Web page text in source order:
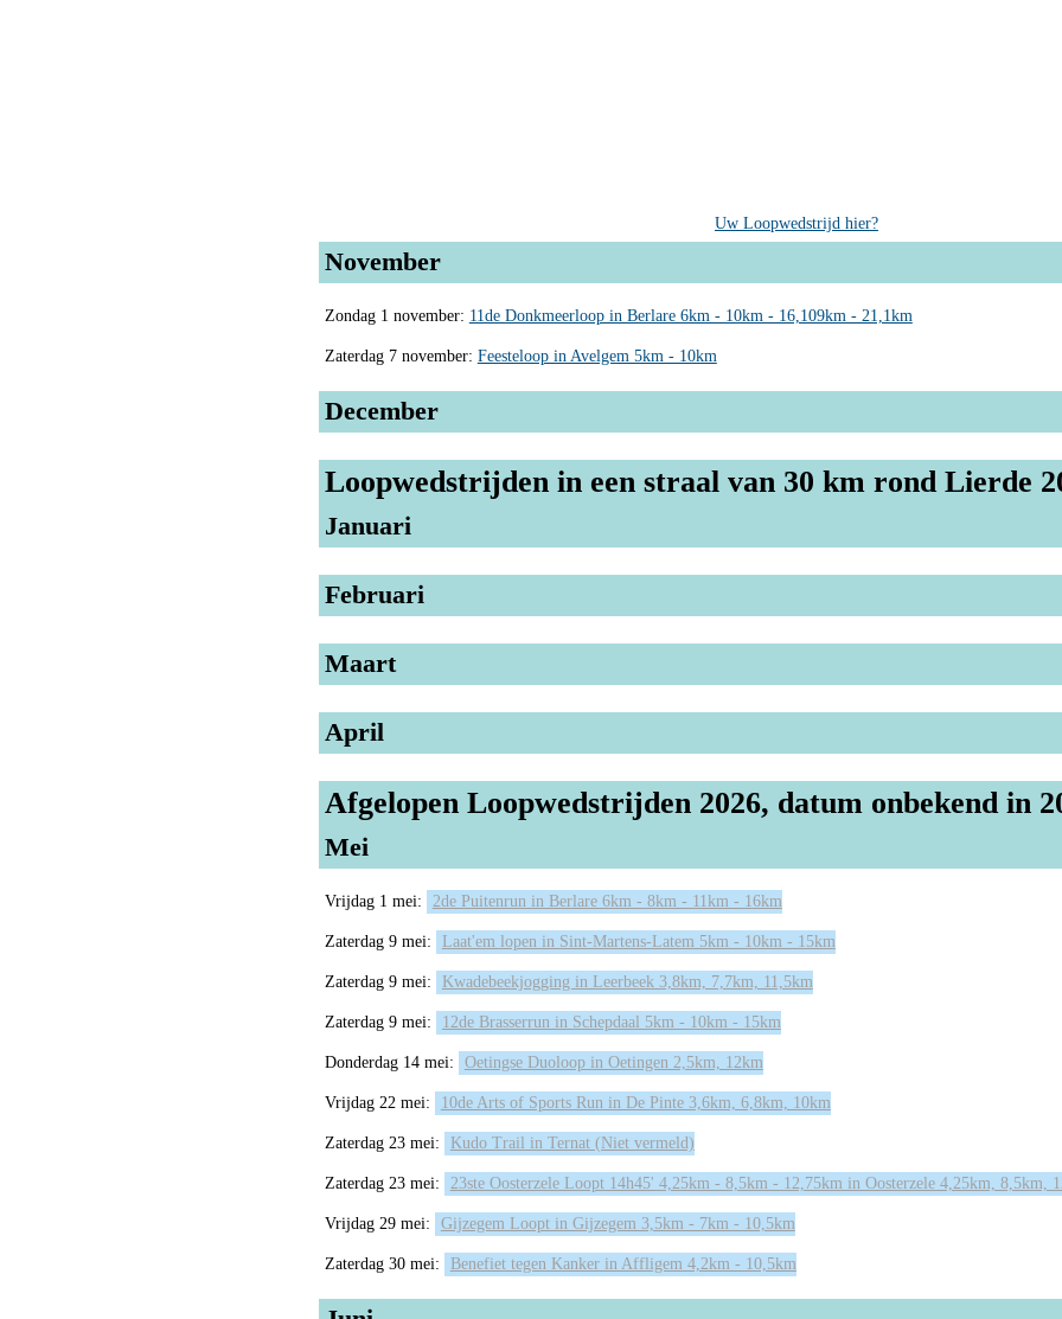
Uw Loopwedstrijd hier?
November
Zondag 1 november: 11de Donkmeerloop in Berlare 6km - 10km - 16,109km - 21,1km
Zaterdag 7 november: Feesteloop in Avelgem 5km - 10km
December
Loopwedstrijden in een straal van 30 km rond Lierde
Januari
Februari
Maart
April
Afgelopen Loopwedstrijden 2026, datum onbekend in
Mei
Vrijdag 1 mei: 2de Puitenrun in Berlare 6km - 8km - 11km - 16km
Zaterdag 9 mei: Laat'em lopen in Sint-Martens-Latem 5km - 10km - 15km
Zaterdag 9 mei: Kwadebeekjogging in Leerbeek 3,8km, 7,7km, 11,5km
Zaterdag 9 mei: 12de Brasserrun in Schepdaal 5km - 10km - 15km
Donderdag 14 mei: Oetingse Duoloop in Oetingen 2,5km, 12km
Vrijdag 22 mei: 10de Arts of Sports Run in De Pinte 3,6km, 6,8km, 10km
Zaterdag 23 mei: Kudo Trail in Ternat (Niet vermeld)
Zaterdag 23 mei: 23ste Oosterzele Loopt 14h45' 4,25km - 8,5km - 12,75km in Oosterzele 4,25km, 8,5km,
Vrijdag 29 mei: Gijzegem Loopt in Gijzegem 3,5km - 7km - 10,5km
Zaterdag 30 mei: Benefiet tegen Kanker in Affligem 4,2km - 10,5km